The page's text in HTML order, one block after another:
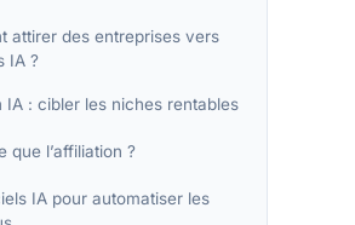
attirer des entreprises vers
IA ?
IA : cibler les niches rentables
que l’affiliation ?
IA pour automatiser les